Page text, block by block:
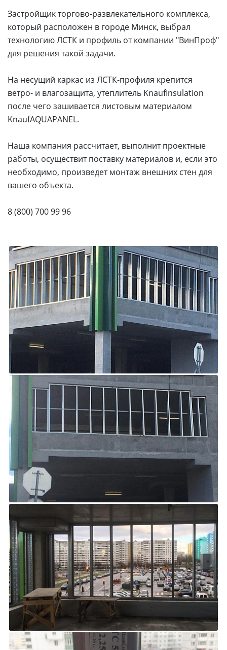
Застройщик торгово-развлекательного комплекса,
который расположен в городе Минск, выбрал
технологию ЛСТК и профиль от компании "ВинПроф"
для решения такой задачи.
На несущий каркас из ЛСТК-профиля крепится
ветро- и влагозащита, утеплитель KnaufInsulation
после чего зашивается листовым материалом
KnaufAQUAPANEL.
Наша компания рассчитает, выполнит проектные
работы, осуществит поставку материалов и, если это
необходимо, произведет монтаж внешних стен для
вашего объекта.
8 (800) 700 99 96